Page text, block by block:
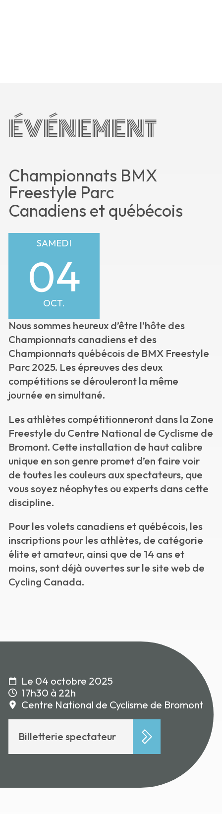
ÉVÉNEMENT
Championnats BMX
Freestyle Parc
Canadiens et québécois
SAMEDI
04
OCT.
Nous sommes heureux d’être l’hôte des
Championnats canadiens et des
Championnats québécois de BMX Freestyle
Parc 2025. Les épreuves des deux
compétitions se dérouleront la même
journée en simultané.
Les athlètes compétitionneront dans la Zone
Freestyle du Centre National de Cyclisme de
Bromont. Cette installation de haut calibre
unique en son genre promet d’en faire voir
de toutes les couleurs aux spectateurs, que
vous soyez néophytes ou experts dans cette
discipline.
Pour les volets canadiens et québécois, les
inscriptions pour les athlètes, de catégorie
élite et amateur, ainsi que de 14 ans et
moins, sont déjà ouvertes sur le site web de
Cycling Canada.
Le 04 octobre 2025
17h30 à 22h
Centre National de Cyclisme de Bromont
Billetterie spectateur